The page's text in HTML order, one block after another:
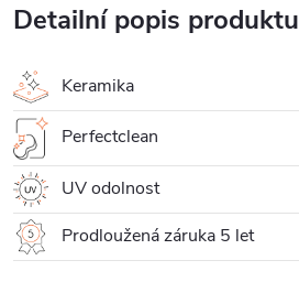
Detailní popis produktu
Keramika
Perfectclean
UV odolnost
Prodloužená záruka 5 let